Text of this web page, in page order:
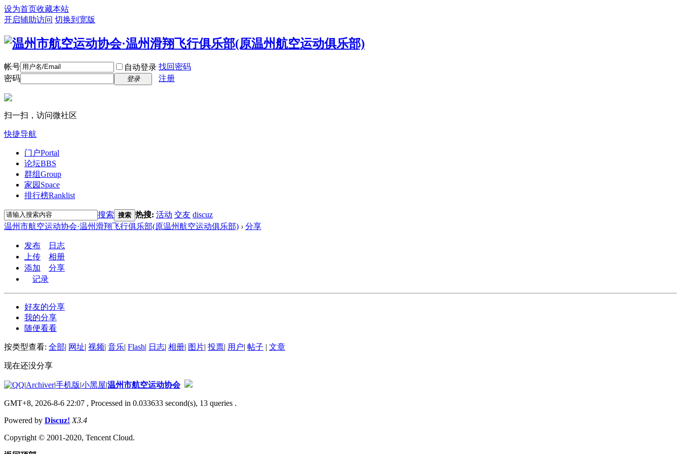
设为首页收藏本站
开启辅助访问 切换到宽版
帐号 自动登录 找回密码
密码
登录 注册
扫一扫，访问微社区
快捷导航
门户Portal
论坛BBS
群组Group
家园 Space
排行榜Ranklist
搜索 搜索 热搜: 活动 交友 discuz
温州市航空运动协会·温州滑翔飞行俱乐部(原温州航空运动俱乐部) › 分享
发布
日志
上传
相册
添加
分享
记录
好友的分享
我的分享
随便看看
按类型查看: 全部| 网址| 视频| 音乐| Flash| 日志| 相册| 图片| 投票| 用户| 帖子 | 文章
现在还没分享
|Archiver|手机版|小黑屋|温州市航空运动协会
GMT+8, 2026-8-6 22:07 , Processed in 0.033633 second(s), 13 queries .
Powered by Discuz! X3.4
Copyright © 2001-2020, Tencent Cloud.